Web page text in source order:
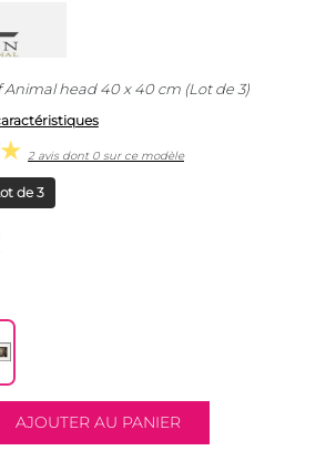
Animal head 40 x 40 cm (Lot de 3)
2 avis dont 0 sur ce modèle
de 3